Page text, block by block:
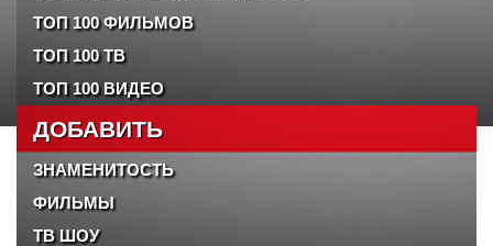
ТОП 100 ФИЛЬМОВ
ТОП 100 ТВ
ТОП 100 ВИДЕО
ДОБАВИТЬ
ЗНАМЕНИТОСТЬ
ФИЛЬМЫ
ТВ ШОУ